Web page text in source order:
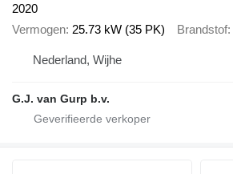
2020
Vermogen 25.73 kW (35 PK) Brandstof
Nederland, Wijhe
G.J. van Gurp b.v.